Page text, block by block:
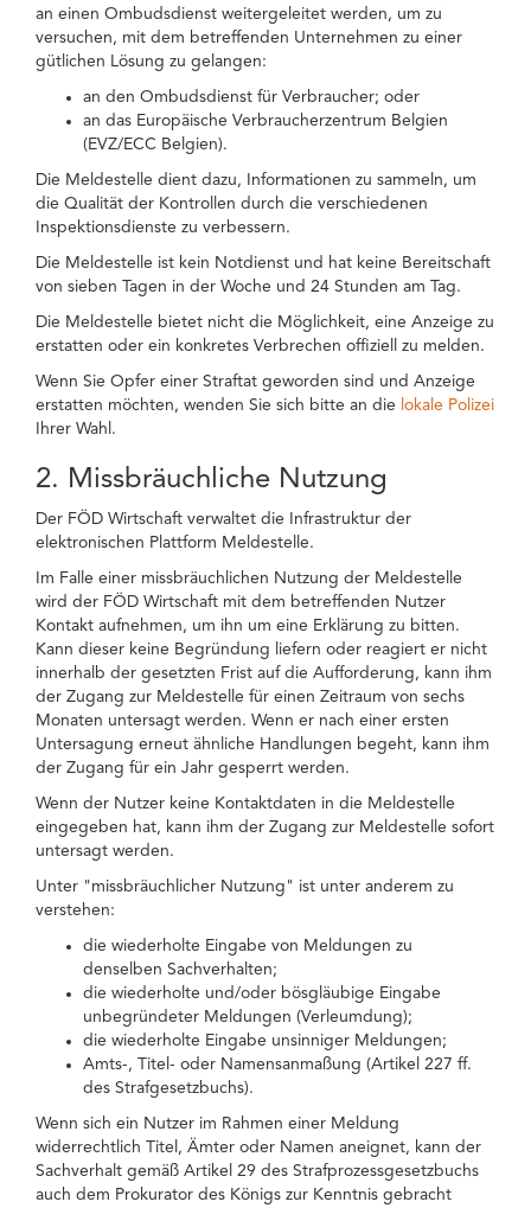
an einen Ombudsdienst weitergeleitet werden, um zu
versuchen, mit dem betreffenden Unternehmen zu einer
gütlichen Lösung zu gelangen:
an den Ombudsdienst für Verbraucher; oder
an das Europäische Verbraucherzentrum Belgien
(EVZ/ECC Belgien).
Die Meldestelle dient dazu, Informationen zu sammeln, um
die Qualität der Kontrollen durch die verschiedenen
Inspektionsdienste zu verbessern.
Die Meldestelle ist kein Notdienst und hat keine Bereitschaft
von sieben Tagen in der Woche und 24 Stunden am Tag.
Die Meldestelle bietet nicht die Möglichkeit, eine Anzeige zu
erstatten oder ein konkretes Verbrechen offiziell zu melden.
Wenn Sie Opfer einer Straftat geworden sind und Anzeige
erstatten möchten, wenden Sie sich bitte an die lokale Polizei
Ihrer Wahl.
2. Missbräuchliche Nutzung
Der FÖD Wirtschaft verwaltet die Infrastruktur der
elektronischen Plattform Meldestelle.
Im Falle einer missbräuchlichen Nutzung der Meldestelle
wird der FÖD Wirtschaft mit dem betreffenden Nutzer
Kontakt aufnehmen, um ihn um eine Erklärung zu bitten.
Kann dieser keine Begründung liefern oder reagiert er nicht
innerhalb der gesetzten Frist auf die Aufforderung, kann ihm
der Zugang zur Meldestelle für einen Zeitraum von sechs
Monaten untersagt werden. Wenn er nach einer ersten
Untersagung erneut ähnliche Handlungen begeht, kann ihm
der Zugang für ein Jahr gesperrt werden.
Wenn der Nutzer keine Kontaktdaten in die Meldestelle
eingegeben hat, kann ihm der Zugang zur Meldestelle sofort
untersagt werden.
Unter "missbräuchlicher Nutzung" ist unter anderem zu
verstehen:
die wiederholte Eingabe von Meldungen zu
denselben Sachverhalten;
die wiederholte und/oder bösgläubige Eingabe
unbegründeter Meldungen (Verleumdung);
die wiederholte Eingabe unsinniger Meldungen;
Amts-, Titel- oder Namensanmaßung (Artikel 227 ff.
des Strafgesetzbuchs).
Wenn sich ein Nutzer im Rahmen einer Meldung
widerrechtlich Titel, Ämter oder Namen aneignet, kann der
Sachverhalt gemäß Artikel 29 des Strafprozessgesetzbuchs
auch dem Prokurator des Königs zur Kenntnis gebracht